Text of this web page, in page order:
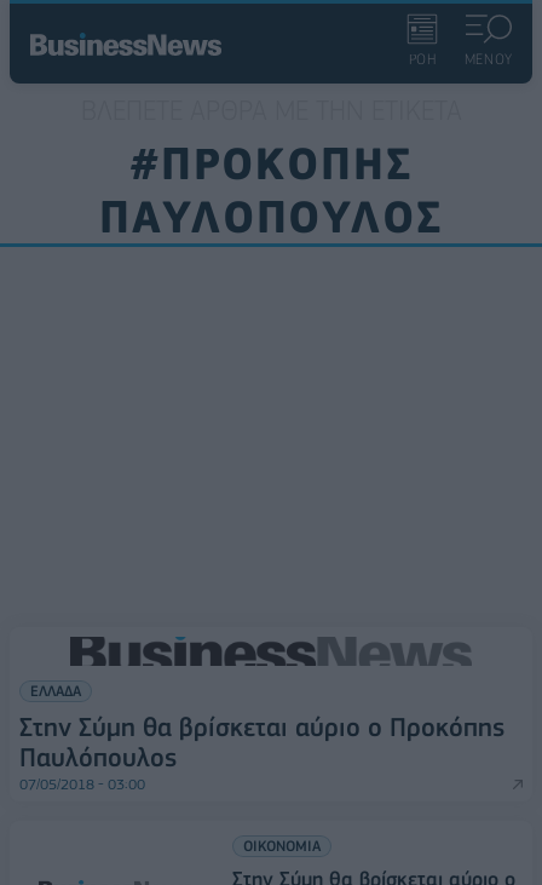
ΡΟΗ ΜΕΝΟΥ
#ΠΡΟΚΟΠΗΣ
ΠΑΥΛΟΠΟΥΛΟΣ
ΕΛΛΑΔΑ
Στην Σύμη θα βρίσκεται αύριο ο Προκόπης
Παυλόπουλος
07/05/2018 - 03:00
ΟΙΚΟΝΟΜΙΑ
Στην Σύμη θα βρίσκεται αύριο ο